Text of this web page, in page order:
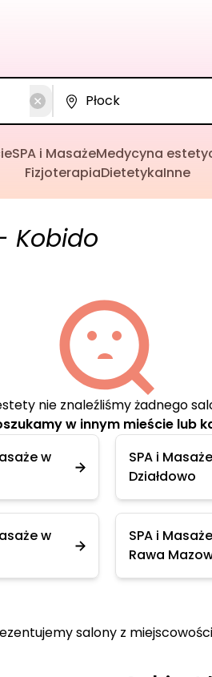
SPA i MasażeMedycyna
FizjoterapiaDietetykaInne
Kobido
nie znaleźliśmy żadnego
w innym mieście lub
w
SPA i
Działdowo
w
SPA i
Rawa
salony z